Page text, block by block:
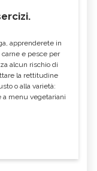
apprenderete in
e pesce per
alcun rischio di
la rettitudine
o alla varietà:
a menu vegetariani